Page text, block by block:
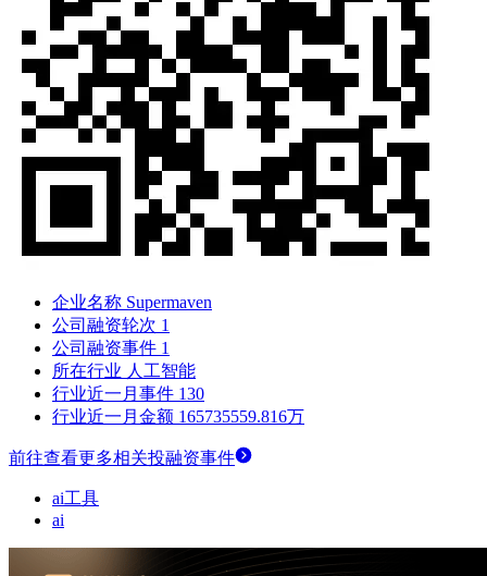
企业名称 Supermaven
公司融资轮次 1
公司融资事件 1
所在行业 人工智能
行业近一月事件 130
行业近一月金额 165735559.816万
前往查看更多相关投融资事件
ai工具
ai